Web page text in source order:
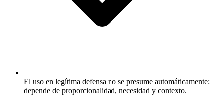
El uso en legítima defensa no se presume automáticamente:
depende de proporcionalidad, necesidad y contexto.